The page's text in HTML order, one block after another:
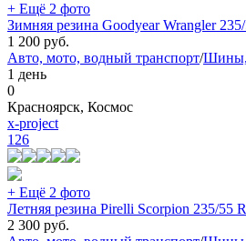
+ Ещё 2 фото
Зимняя резина Goodyear Wrangler
1 200 руб.
Авто, мото, водный транспорт/Шины,
1 день
0
Красноярск, Космос
x-project
126
+ Ещё 2 фото
Летняя резина Pirelli Scorpion 235/55
2 300 руб.